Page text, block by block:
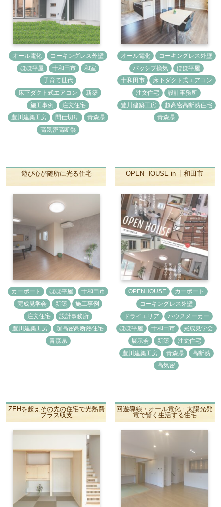
オール電化 コーキングレス外壁
ほぼ平屋 十和田市 和室
子育て世代
床下ダクト式エアコン 新築
施工事例 注文住宅
豊川建築工房 間仕切り 青森県
高気密高断熱
オール電化 コーキングレス外壁
パッシブ換気 ほぼ平屋
十和田市 床下ダクト式エアコン
注文住宅 設計事務所
豊川建築工房 超高密高断熱住宅
青森県
遊び心が随所に光る住宅
カーポート ほぼ平屋 十和田市
完成見学会 新築 施工事例
注文住宅 設計事務所
豊川建築工房 超高密高断熱住宅
青森県
OPEN HOUSE in 十和田市
OPENHOUSE カーポート
コーキングレス外壁
ドライエリア ハウスメーカー
ほぼ平屋 十和田市 完成見学会
展示会 新築 注文住宅
豊川建築工房 青森県 高断熱
高気密
ZEHを超えその先の住宅で光熱費
プラス収支
回遊導線・オール電化・太陽光発
電で賢く生活する住宅